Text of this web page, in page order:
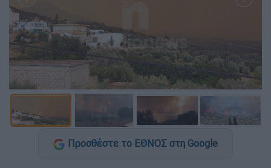
Προσθέστε το ΕΘΝΟΣ στη Google